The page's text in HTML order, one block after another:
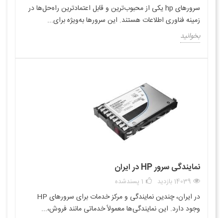
سرورهای hp یکی از محبوب‌ترین و قابل اعتمادترین راه‌حل‌ها در
زمینه فناوری اطلاعات هستند. این سرورها به‌ویژه برای...
بخوانید
نمایندگی سرور HP در ایران
14039 بازدید 1 پسندشده
در ایران، چندین نمایندگی و مرکز خدمات برای سرورهای HP
وجود دارد. این نمایندگی‌ها معمولاً خدماتی مانند فروش،...